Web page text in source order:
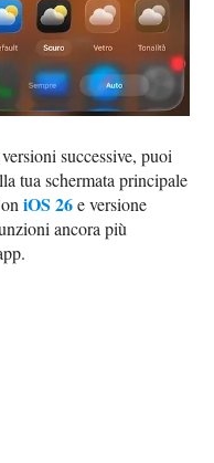
successive, puoi
tua schermata principale
iOS 26e versione
ancora più